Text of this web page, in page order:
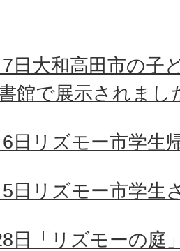
日大和高田市の子
館で展示されまし
日リズモー市学生
日リズモー市学生
日「リズモーの庭